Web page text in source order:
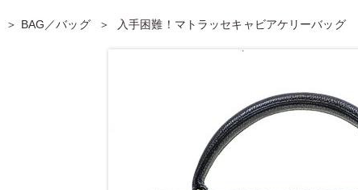
BAG／バッグ 入手困難！マトラッセキャビアケリーバッグ